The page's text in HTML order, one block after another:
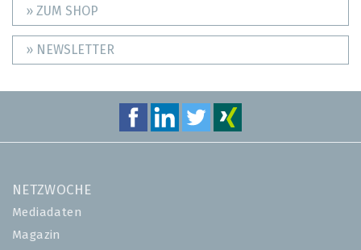
» ZUM SHOP
» NEWSLETTER
NETZWOCHE
Mediadaten
Magazin